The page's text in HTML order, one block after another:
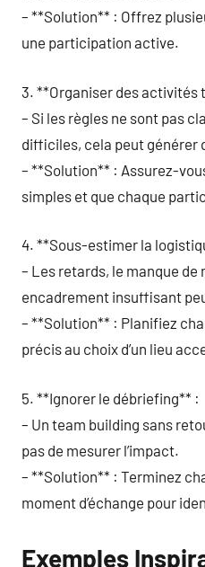
– **Solution** : Offrez
une participation active.
3. **Organiser des activités
– Si les règles ne sont pas
difficiles, cela peut générer
– **Solution** : Assurez-
simples et que chaque
4. **Sous-estimer la
– Les retards, le manque de
encadrement insuffisant
– **Solution** : Planifiez
précis au choix d’un lieu
5. **Ignorer le débriefing** :
– Un team building sans
pas de mesurer l’impact.
– **Solution** : Terminez
moment d’échange pour
Exemples